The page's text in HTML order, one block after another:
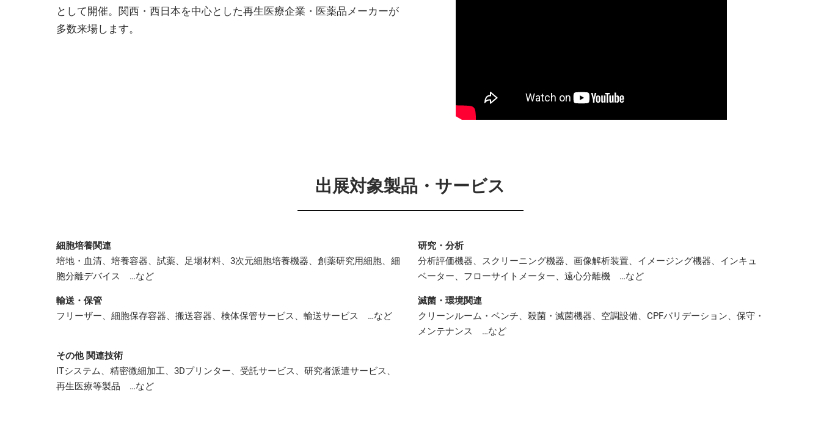
として開催。関西・西日本を中心とした再生医療企業・医薬品メーカーが
多数来場します。
出展対象製品・サービス
細胞培養関連
培地・血清、培養容器、試薬、足場材料、3次元細胞培養機器、創薬研究用細胞、細
胞分離デバイス …など
研究・分析
分析評価機器、スクリーニング機器、画像解析装置、イメージング機器、インキュ
ベーター、フローサイトメーター、遠心分離機 …など
輸送・保管
フリーザー、細胞保存容器、搬送容器、検体保管サービス、輸送サービス …など
滅菌・環境関連
クリーンルーム・ベンチ、殺菌・滅菌機器、空調設備、CPFバリデーション、保守・
メンテナンス …など
その他 関連技術
ITシステム、精密微細加工、3Dプリンター、受託サービス、研究者派遣サービス、
再生医療等製品 …など